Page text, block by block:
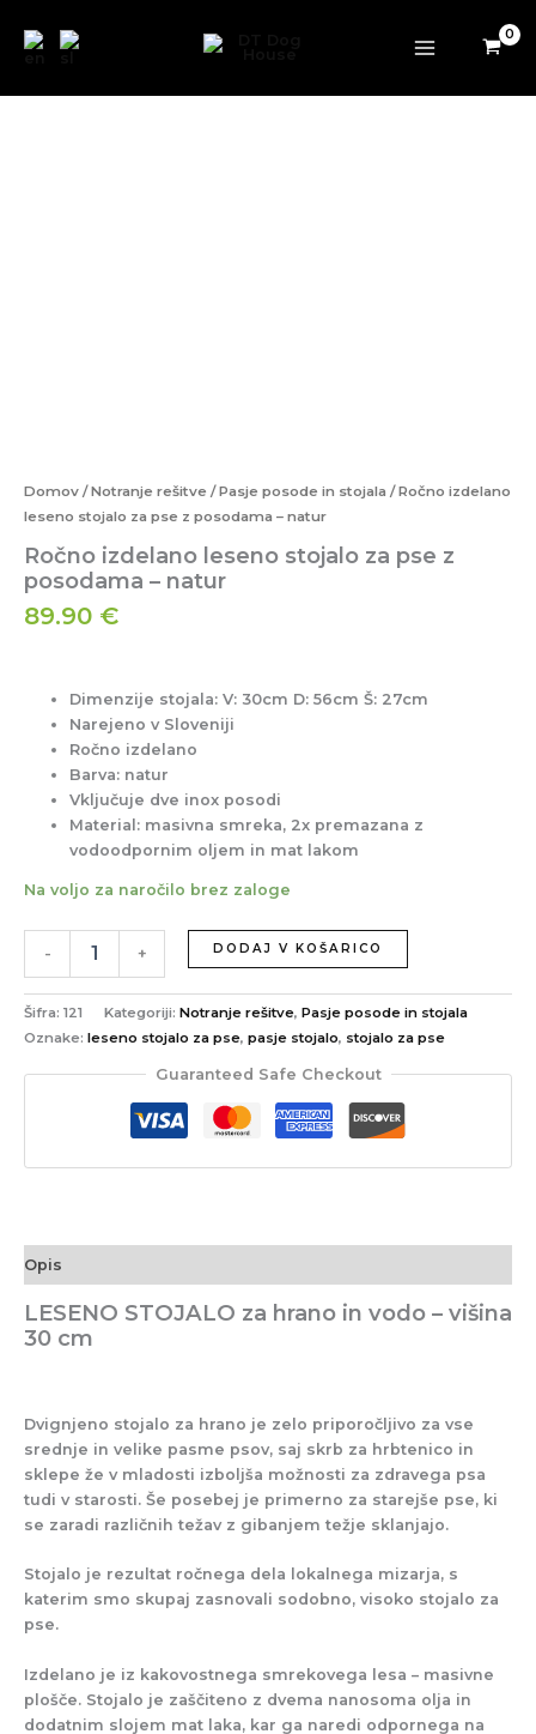
Domov /Notranje rešitve /Pasje posode in stojala / Ročno izdelano
leseno stojalo za pse z posodama – natur
Ročno izdelano leseno stojalo za pse z
posodama – natur
89.90 €
Dimenzije stojala:V: 30cm D: 56cm Š: 27cm
Narejeno v Sloveniji
Ročno izdelano
Barva: natur
Vključuje dve inox posodi
Material: masivna smreka, 2x premazana z
vodoodpornim oljem in mat lakom
Na voljo za naročilo brez zaloge
- + DODAJ V KOŠARICO
Šifra: 121 Kategoriji: Notranje rešitve, Pasje posode in stojala
Oznake: leseno stojalo za pse, pasje stojalo, stojalo za pse
Guaranteed Safe Checkout
Opis
LESENO STOJALO za hrano in vodo – višina
30 cm
Dvignjeno stojalo za hrano je zelo priporočljivo za vse
srednje in velike pasme psov, saj skrb za hrbtenico in
sklepe že v mladosti izboljša možnosti za zdravega psa
tudi v starosti. Še posebej je primerno za starejše pse, ki
se zaradi različnih težav z gibanjem težje sklanjajo.
Stojalo je rezultat ročnega dela lokalnega mizarja, s
katerim smo skupaj zasnovali sodobno, visoko stojalo za
pse.
Izdelano je iz kakovostnega smrekovega lesa – masivne
plošče. Stojalo je zaščiteno z dvema nanosoma olja in
dodatnim slojem mat laka, kar ga naredi odpornega na
pse
z
–